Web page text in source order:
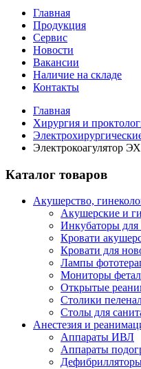
Главная
Продукция
Сервис
Новости
Вакансии
Наличие на складе
Контакты
Главная
Хирургия и
Электрокоагулятор
Каталог товаров
Акушерство,
Акушерские и
Инкубаторы
Кровати
Кровати для
Лампы
Мониторы
Открытые
Столики
Столы для
Анестезия и
Аппараты ИВЛ
Аппараты